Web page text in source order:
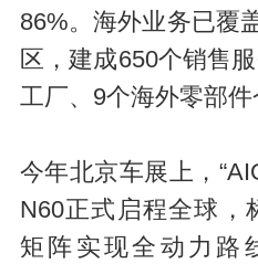
86%。海外业务已覆
区，建成650个销售
工厂、9个海外零部件
今年北京车展上，
N60正式启程全球，
矩阵实现全动力路